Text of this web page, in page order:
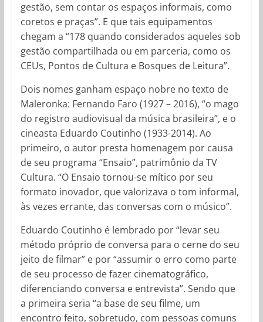
gestão, sem contar os espaços informais, como
coretos e praças”. E que tais equipamentos
chegam a “178 quando considerados aqueles sob
gestão compartilhada ou em parceria, como os
CEUs, Pontos de Cultura e Bosques de Leitura”.
Dois nomes ganham espaço nobre no texto de
Maleronka: Fernando Faro (1927 – 2016), “o mago
do registro audiovisual da música brasileira”, e o
cineasta Eduardo Coutinho (1933-2014). Ao
primeiro, o autor presta homenagem por causa
de seu programa “Ensaio”, patrimônio da TV
Cultura. “O Ensaio tornou-se mítico por seu
formato inovador, que valorizava o tom informal,
às vezes errante, das conversas com o músico”.
Eduardo Coutinho é lembrado por “levar seu
método próprio de conversa para o cerne do seu
jeito de filmar” e por “assumir o erro como parte
de seu processo de fazer cinematográfico,
diferenciando conversa e entrevista”. Sendo que
a primeira seria “a base de seu filme, um
encontro feito, sobretudo, com pessoas comuns